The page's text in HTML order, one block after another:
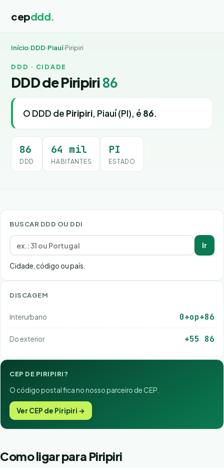
cepddd.
Início›DDD›Piauí›Piripiri
DDD · CIDADE
DDD de Piripiri86
O DDD de Piripiri, Piauí (PI), é 86.
86
DDD
64 mil
HABITANTES
PI
ESTADO
BUSCAR DDD OU DDI
Ir
Cidade, código ou país.
DISCAGEM
Interurbano 0+op+86
Do exterior +55 86
CEP DE PIRIPIRI?
O código postal fica no nosso parceiro de CEP.
Ver CEP de Piripiri →
Como ligar para Piripiri